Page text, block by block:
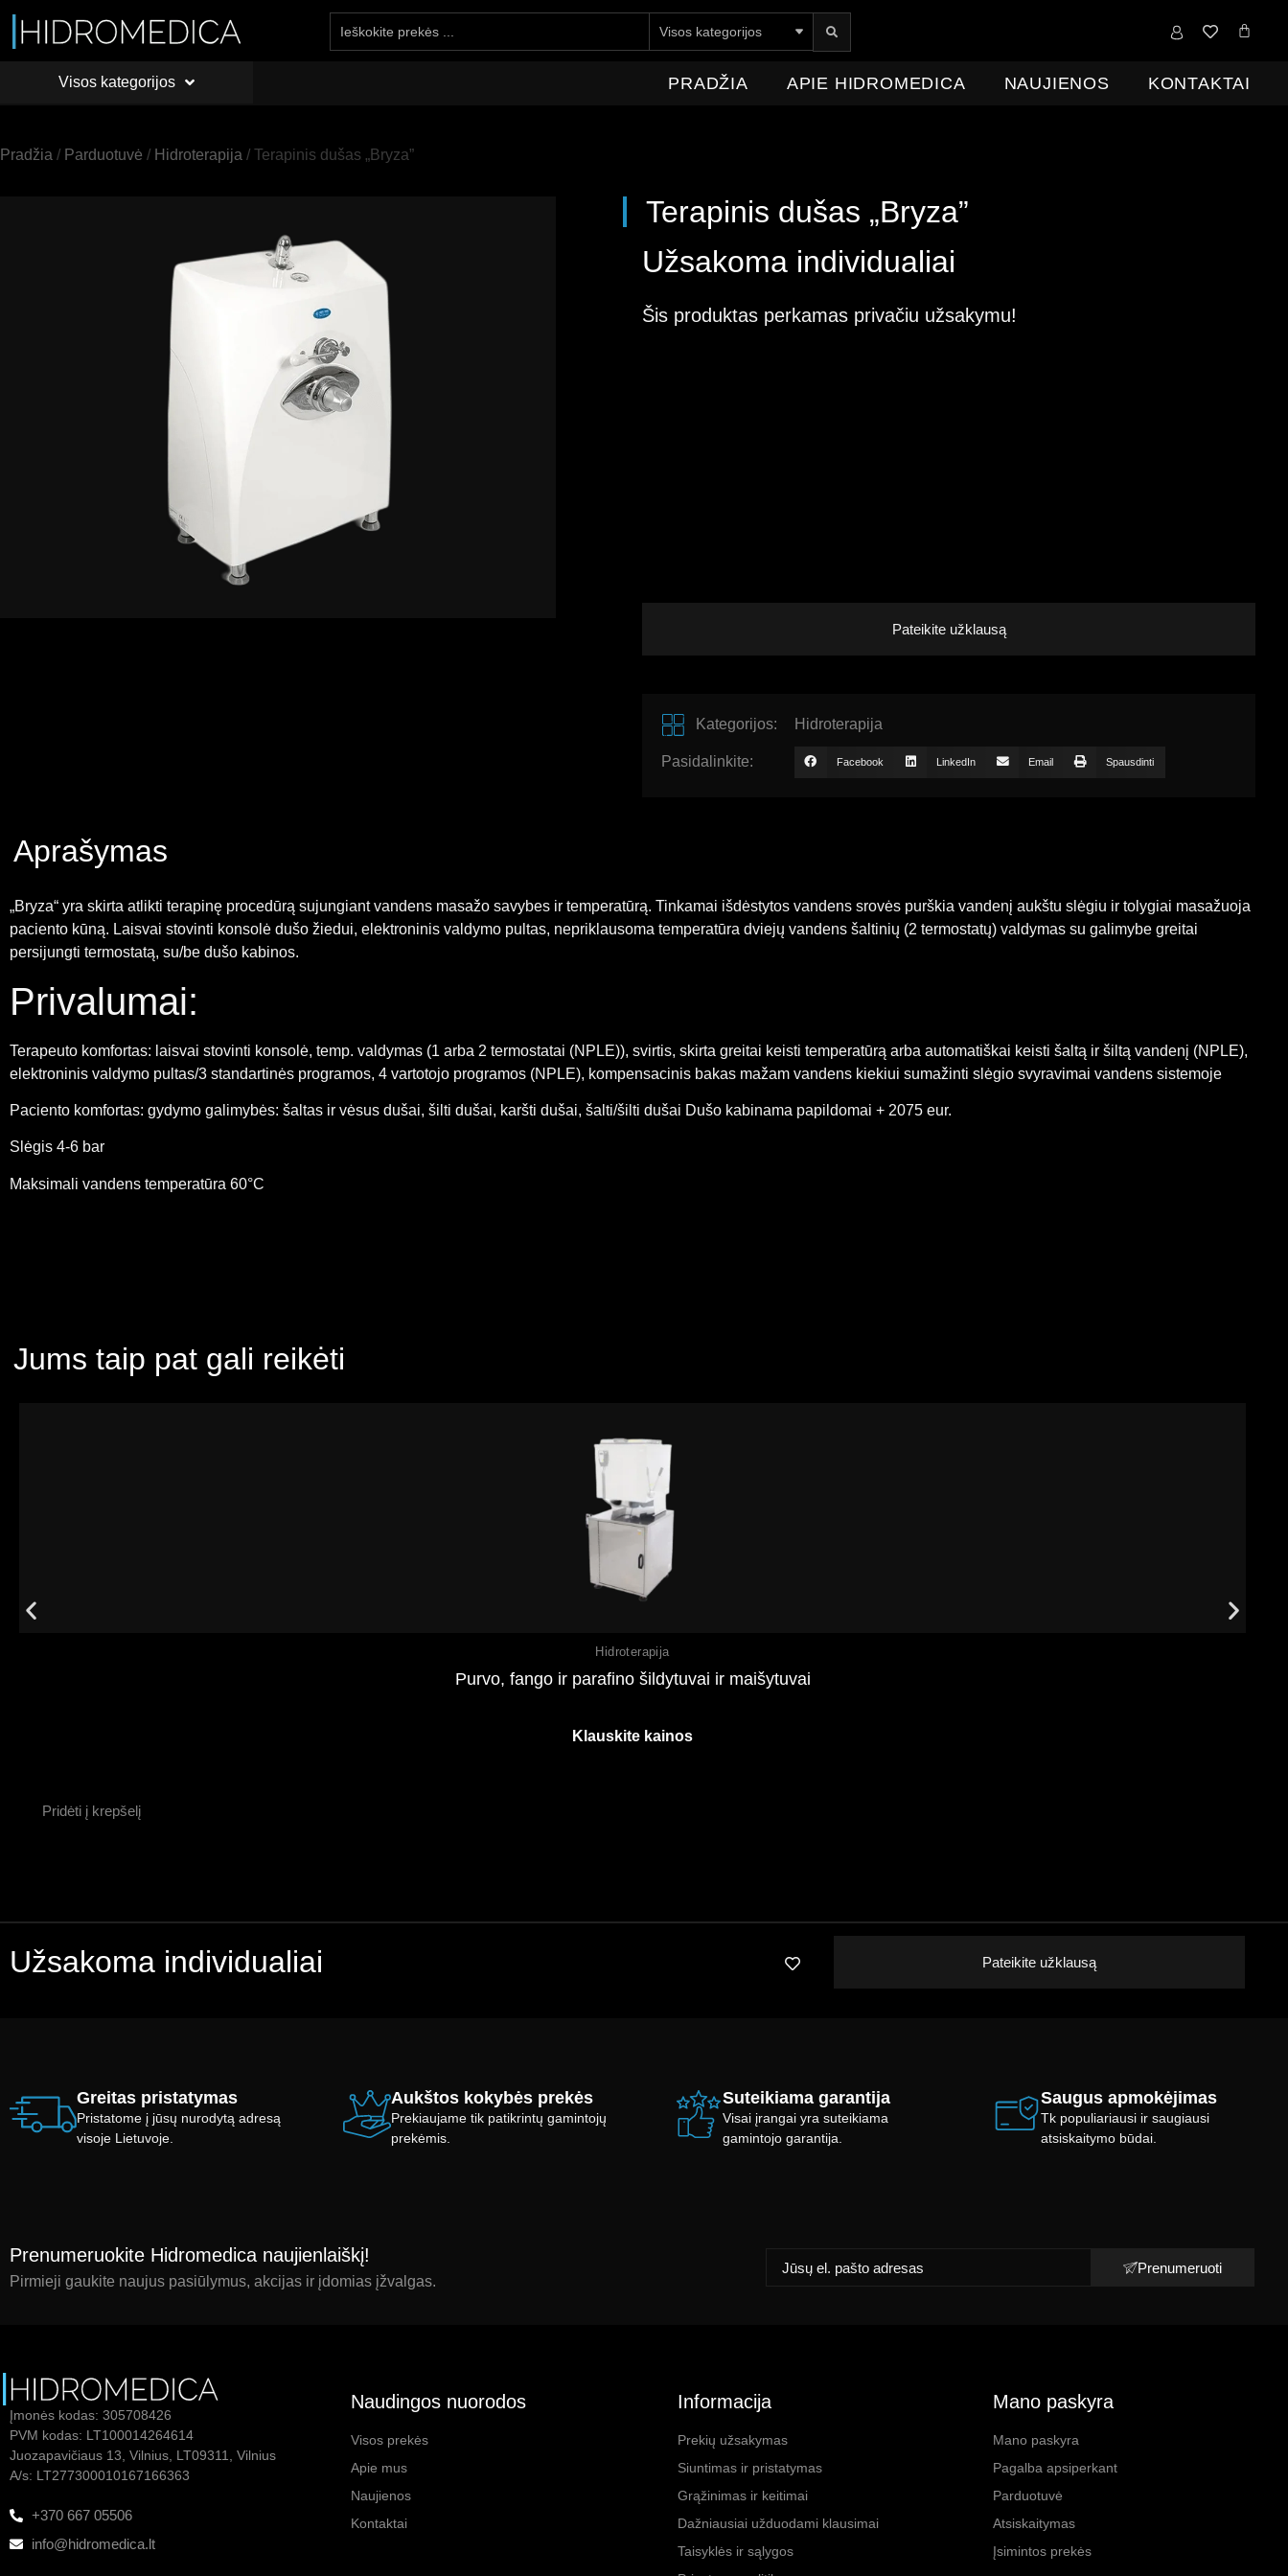
Visos kategorijos PRADŽIA APIE HIDROMEDICA KONTAKTAI 0,00
Visos kategorijos PRADŽIA APIE HIDROMEDICA NAUJIENOS KONTAKTAI
Pradžia / Parduotuvė / Hidroterapija / Terapinis dušas „Bryza”
Terapinis dušas „Bryza”
Užsakoma individualiai
Šis produktas perkamas privačiu užsakymu!
Pateikite užklausą
Kategorijos: Hidroterapija
Pasidalinkite: Facebook LinkedIn Email Spausdinti
Aprašymas
„Bryza“ yra skirta atlikti terapinę procedūrą sujungiant vandens masažo savybes ir temperatūrą. Tinkamai išdėstytos vandens srovės purškia vandenį aukštu slėgiu ir tolygiai masažuoja
paciento kūną. Laisvai stovinti konsolė dušo žiedui, elektroninis valdymo pultas, nepriklausoma temperatūra dviejų vandens šaltinių (2 termostatų) valdymas su galimybe greitai
persijungti termostatą, su/be dušo kabinos.
Privalumai:
Terapeuto komfortas: laisvai stovinti konsolė, temp. valdymas (1 arba 2 termostatai (NPLE)), svirtis, skirta greitai keisti temperatūrą arba automatiškai keisti šaltą ir šiltą vandenį (NPLE),
elektroninis valdymo pultas/3 standartinės programos, 4 vartotojo programos (NPLE), kompensacinis bakas mažam vandens kiekiui sumažinti slėgio svyravimai vandens sistemoje
Paciento komfortas: gydymo galimybės: šaltas ir vėsus dušai, šilti dušai, karšti dušai, šalti/šilti dušai Dušo kabinama papildomai + 2075 eur.
Slėgis 4-6 bar
Maksimali vandens temperatūra 60°C
Jums taip pat gali reikėti
Hidroterapija
Purvo, fango ir parafino šildytuvai ir maišytuvai
Klauskite kainos
Pridėti į krepšelį
Užsakoma individualiai Pateikite užklausą
Greitas pristatymas
Pristatome į jūsų nurodytą adresą
visoje Lietuvoje.
Aukštos kokybės prekės
Prekiaujame tik patikrintų gamintojų
prekėmis.
Suteikiama garantija
Visai įrangai yra suteikiama
gamintojo garantija.
Saugus apmokėjimas
Tk populiariausi ir saugiausi
atsiskaitymo būdai.
Prenumeruokite Hidromedica naujienlaiškį!
Pirmieji gaukite naujus pasiūlymus, akcijas ir įdomias įžvalgas.
Prenumeruoti
Įmonės kodas: 305708426
PVM kodas: LT100014264614
Juozapavičiaus 13, Vilnius, LT09311, Vilnius
A/s: LT277300010167166363
+370 667 05506
info@hidromedica.lt
Naudingos nuorodos
Visos prekės
Apie mus
Naujienos
Kontaktai
Informacija
Prekių užsakymas
Siuntimas ir pristatymas
Grąžinimas ir keitimai
Dažniausiai užduodami klausimai
Taisyklės ir sąlygos
Mano paskyra
Mano paskyra
Pagalba apsiperkant
Parduotuvė
Atsiskaitymas
Įsimintos prekės